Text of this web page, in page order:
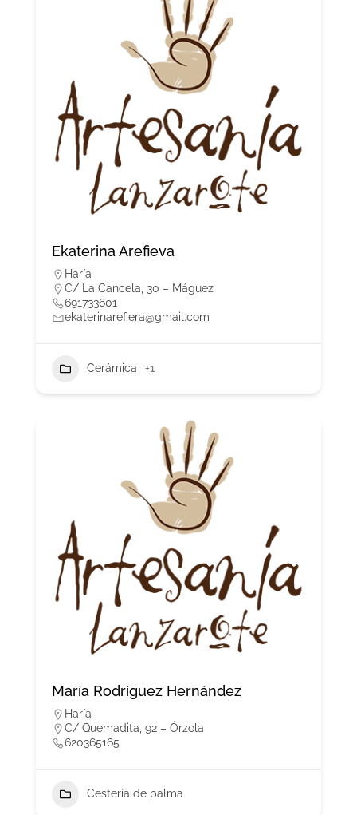
Ekaterina Arefieva
Haría
C/ La Cancela, 30 – Máguez
691733601
ekaterinarefiera@gmail.com
Cerámica +1
María Rodríguez Hernández
Haría
C/ Quemadita, 92 – Órzola
620365165
Cestería de palma